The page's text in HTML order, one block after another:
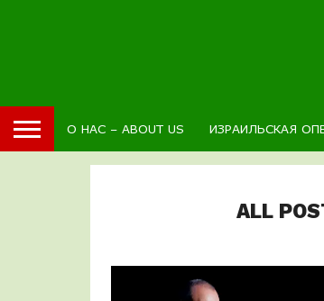
О НАС – ABOUT US ИЗРАИЛЬСКАЯ
ALL